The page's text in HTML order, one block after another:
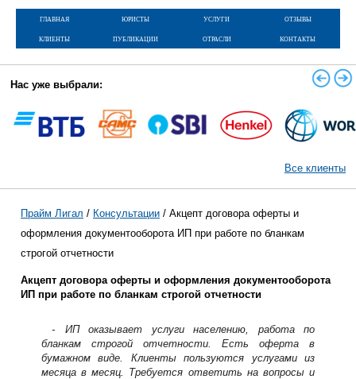
главная юристы услуги
отзывы
клиенты
публикации отрасли контакты
Нас уже выбрали:
Все клиенты
Прайм Лигал / Консультации / Акцепт договора оферты и
оформления документооборота ИП при работе по бланкам
строгой отчетности
Акцепт договора оферты и оформления документооборота
ИП при работе по бланкам строгой отчетности
ИП оказывает услуги населению, работа по
бланкам строгой отчетности. Есть оферта в
бумажном виде. Клиенты пользуются услугами из
месяца в месяц. Требуется ответить на вопросы и